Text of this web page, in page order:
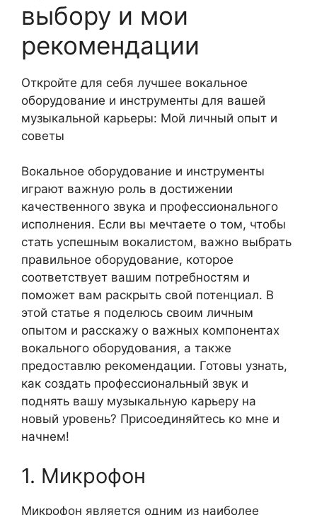
выбору и мои
рекомендации
Откройте для себя лучшее вокальное
оборудование и инструменты для вашей
музыкальной карьеры: Мой личный опыт и
советы
Вокальное оборудование и инструменты
играют важную роль в достижении
качественного звука и профессионального
исполнения. Если вы мечтаете о том, чтобы
стать успешным вокалистом, важно выбрать
правильное оборудование, которое
соответствует вашим потребностям и
поможет вам раскрыть свой потенциал. В
этой статье я поделюсь своим личным
опытом и расскажу о важных компонентах
вокального оборудования, а также
предоставлю рекомендации. Готовы узнать,
как создать профессиональный звук и
поднять вашу музыкальную карьеру на
новый уровень? Присоединяйтесь ко мне и
начнем!
1. Микрофон
Микрофон является одним из наиболее